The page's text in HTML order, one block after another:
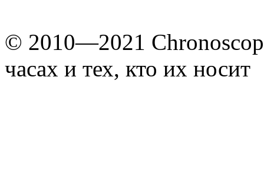
© 2010—2021
часах и тех, кто их носит